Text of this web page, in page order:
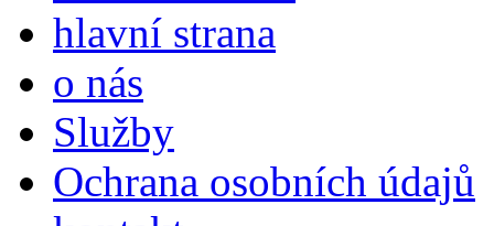
hlavní strana
o nás
Služby
Ochrana osobních údajů